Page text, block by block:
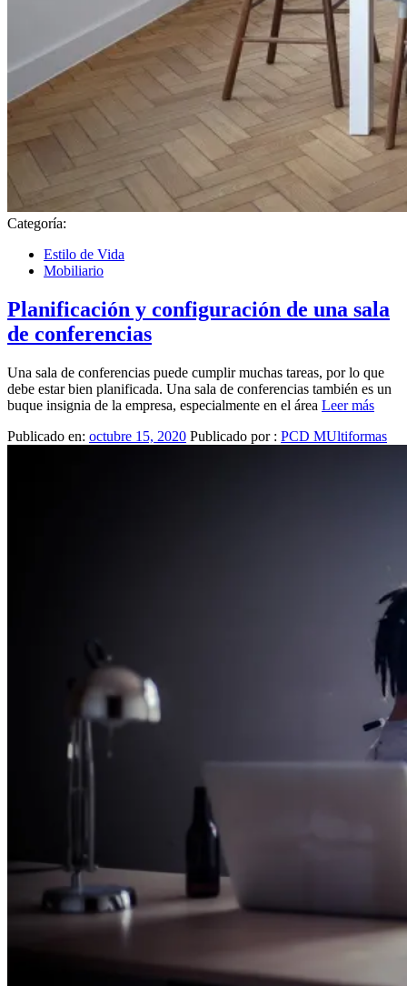
Categoría:
Estilo de Vida
Mobiliario
Planificación y configuración de una sala
de conferencias
Una sala de conferencias puede cumplir muchas tareas, por lo que
debe estar bien planificada. Una sala de conferencias también es un
buque insignia de la empresa, especialmente en el área Leer más
Publicado en: octubre 15, 2020 Publicado por : PCD MUltiformas